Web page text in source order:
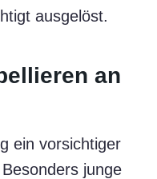
ausgelöst.
an
ein vorsichtiger
junge